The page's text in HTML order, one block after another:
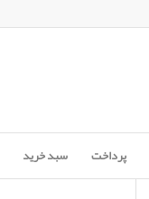
پرداخت سبد خرید